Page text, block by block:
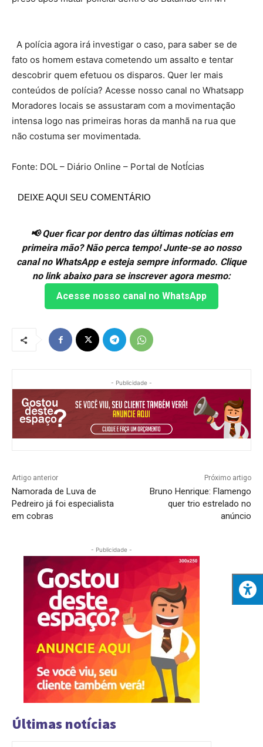
A polícia agora irá investigar o caso, para saber se de
fato os homem estava cometendo um assalto e tentar
descobrir quem efetuou os disparos. Quer ler mais
conteúdos de polícia? Acesse nosso canal no Whatsapp
Moradores locais se assustaram com a movimentação
intensa logo nas primeiras horas da manhã na rua que
não costuma ser movimentada.
Fonte: DOL – Diário Online – Portal de NotÍcias
DEIXE AQUI SEU COMENTÁRIO
📢 Quer ficar por dentro das últimas notícias em
primeira mão? Não perca tempo! Junte-se ao nosso
canal no WhatsApp e esteja sempre informado. Clique
no link abaixo para se inscrever agora mesmo:
Acesse nosso canal no WhatsApp
- Publicidade -
Artigo anterior
Namorada de Luva de
Pedreiro já foi especialista
em cobras
Próximo artigo
Bruno Henrique: Flamengo
quer trio estrelado no
anúncio
- Publicidade -
Últimas notícias